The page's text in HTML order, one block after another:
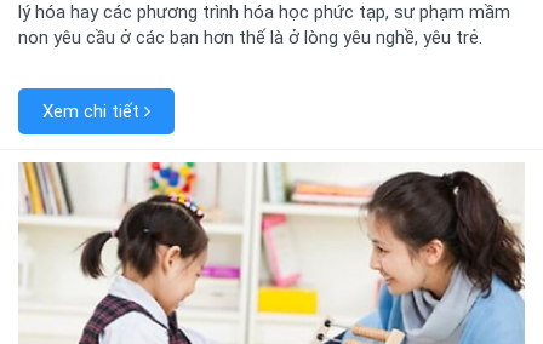
lý hóa hay các phương trình hóa học phức tạp, sư phạm mầm
non yêu cầu ở các bạn hơn thế là ở lòng yêu nghề, yêu trẻ.
Xem chi tiết